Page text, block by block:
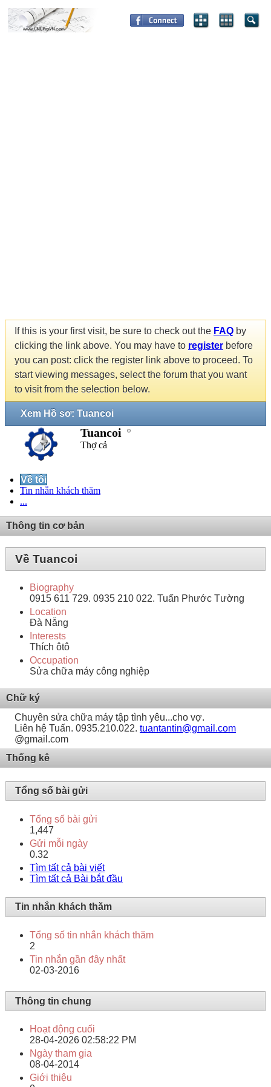
If this is your first visit, be sure to check out the FAQ by
clicking the link above. You may have to register before
you can post: click the register link above to proceed. To
start viewing messages, select the forum that you want
to visit from the selection below.
Xem Hồ sơ: Tuancoi
Tuancoi
Thợ cả
Về tôi
Tin nhắn khách thăm
...
Thông tin cơ bản
Về Tuancoi
Biography
0915 611 729. 0935 210 022. Tuấn Phước Tường
Location
Đà Nẵng
Interests
Thích ôtô
Occupation
Sửa chữa máy công nghiệp
Chữ ký
Chuyên sửa chữa máy tập tình yêu...cho vợ.
Liên hệ Tuấn. 0935.210.022. tuantantin@gmail.com
@gmail.com
Thống kê
Tổng số bài gửi
Tổng số bài gửi
1,447
Gửi mỗi ngày
0.32
Tìm tất cả bài viết
Tìm tất cả Bài bắt đầu
Tin nhắn khách thăm
Tổng số tin nhắn khách thăm
2
Tin nhắn gần đây nhất
02-03-2016
Thông tin chung
Hoạt động cuối
28-04-2026 02:58:22 PM
Ngày tham gia
08-04-2014
Giới thiệu